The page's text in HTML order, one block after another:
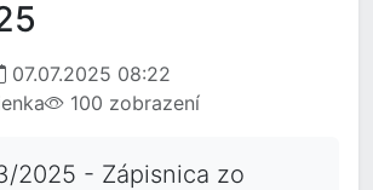
07.07.2025 08:22
100 zobrazení
2025 - Zápisnica zo